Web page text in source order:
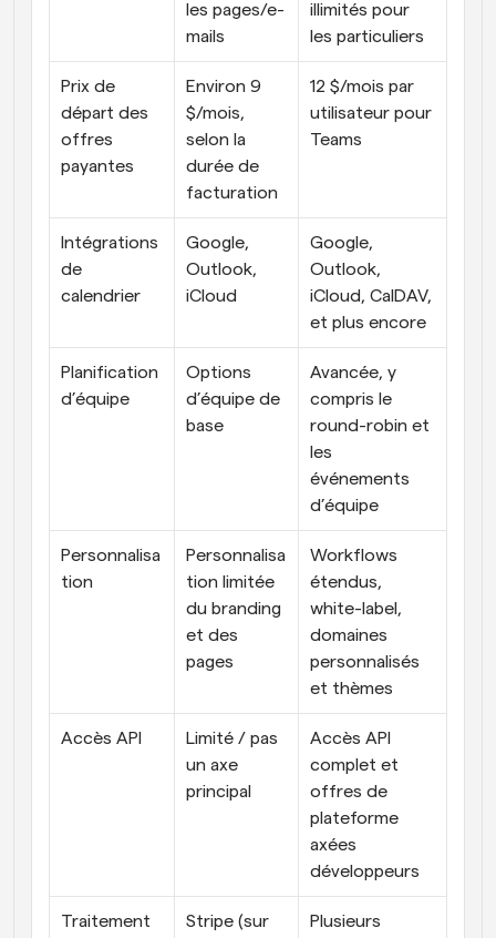
les pages/e-
mails
illimités pour
les particuliers
Prix de
départ des
offres
payantes
Environ 9
$/mois,
selon la
durée de
facturation
12 $/mois par
utilisateur pour
Teams
Intégrations
de
calendrier
Google,
Outlook,
iCloud
Google,
Outlook,
iCloud, CalDAV,
et plus encore
Planification
d’équipe
Options
d’équipe de
base
Avancée, y
compris le
round-robin et
les
événements
d’équipe
Personnalisa
tion
Personnalisa
tion limitée
du branding
et des
pages
Workflows
étendus,
white-label,
domaines
personnalisés
et thèmes
Accès API
Limité / pas
un axe
principal
Accès API
complet et
offres de
plateforme
axées
développeurs
Traitement
Stripe (sur
Plusieurs